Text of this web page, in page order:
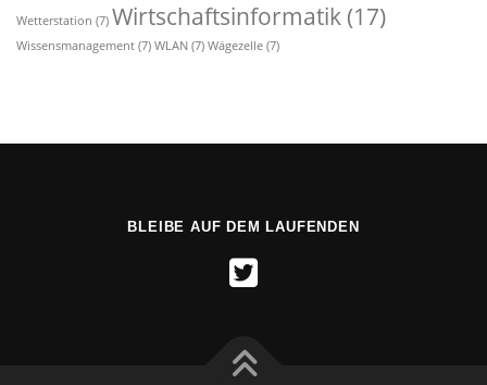
Wetterstation (7) Wirtschaftsinformatik (17)
Wissensmanagement (7) WLAN (7) Wägezelle (7)
BLEIBE AUF DEM LAUFENDEN